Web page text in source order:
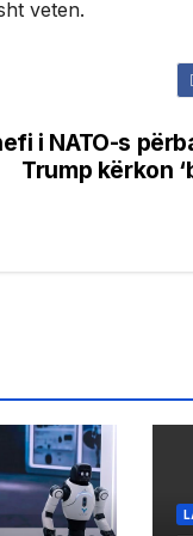
veten.
i NATO-s
Trump kërkon